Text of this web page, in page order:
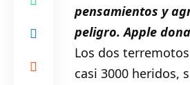
pensamientos y
peligro. Apple
Los dos
casi 3000 heridos,